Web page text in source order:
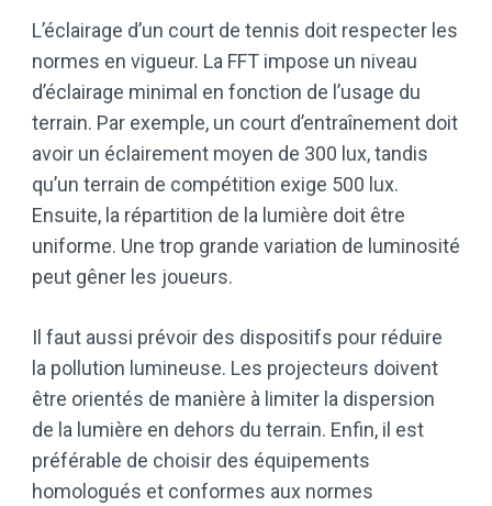
L’éclairage d’un court de tennis doit respecter les
normes en vigueur. La FFT impose un niveau
d’éclairage minimal en fonction de l’usage du
terrain. Par exemple, un court d’entraînement doit
avoir un éclairement moyen de 300 lux, tandis
qu’un terrain de compétition exige 500 lux.
Ensuite, la répartition de la lumière doit être
uniforme. Une trop grande variation de luminosité
peut gêner les joueurs.
Il faut aussi prévoir des dispositifs pour réduire
la pollution lumineuse. Les projecteurs doivent
être orientés de manière à limiter la dispersion
de la lumière en dehors du terrain. Enfin, il est
préférable de choisir des équipements
homologués et conformes aux normes